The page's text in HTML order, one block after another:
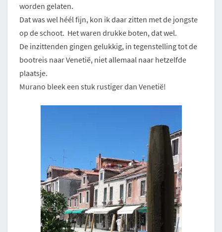
worden gelaten.
Dat was wel héél fijn, kon ik daar zitten met de jongste
op de schoot. Het waren drukke boten, dat wel.
De inzittenden gingen gelukkig, in tegenstelling tot de
bootreis naar Venetië, niet allemaal naar hetzelfde
plaatsje.
Murano bleek een stuk rustiger dan Venetië!